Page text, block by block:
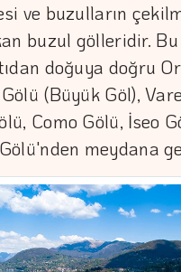
ve buzulların
buzul gölleridir.
doğuya doğru
(Büyük Göl),
Como Gölü, İseo
meydana